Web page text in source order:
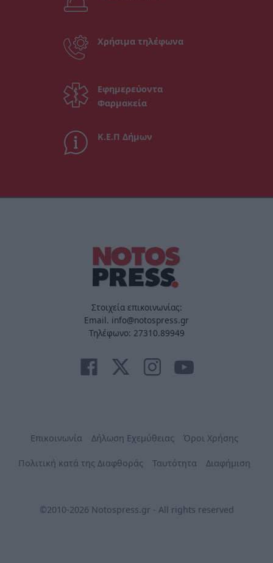
Χρήσιμα τηλέφωνα
Εφημερεύοντα
Φαρμακεία
Κ.Ε.Π Δήμων
Στοιχεία επικοινωνίας:
Email. info@notospress.gr
Τηλέφωνο: 27310.89949
Επικοινωνία Δήλωση Εχεμύθειας Όροι Χρήσης
Πολιτική κατά της Διαφθοράς Ταυτότητα Διαφήμιση
©2010-2026 Notospress.gr - All rights reserved